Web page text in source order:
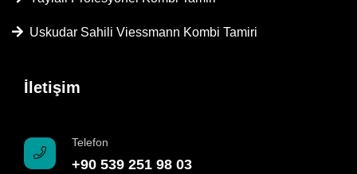
Uskudar Sahili Viessmann Kombi Tamiri
İletişim
Telefon
+90 539 251 98 03